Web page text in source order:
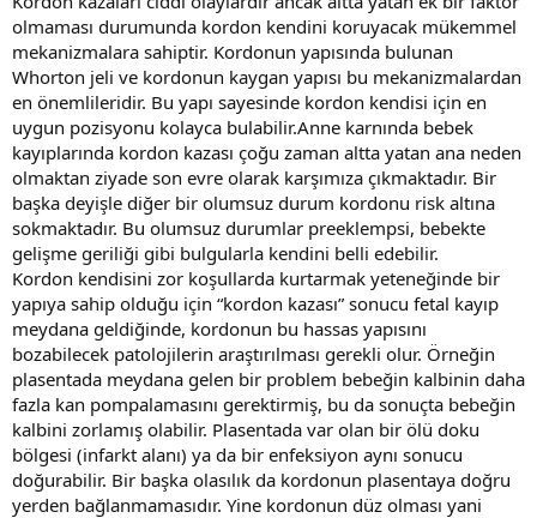
olmaması durumunda kordon kendini koruyacak mükemmel
mekanizmalara sahiptir. Kordonun yapısında bulunan
Whorton jeli ve kordonun kaygan yapısı bu mekanizmalardan
en önemlileridir. Bu yapı sayesinde kordon kendisi için en
uygun pozisyonu kolayca bulabilir.Anne karnında bebek
kayıplarında kordon kazası çoğu zaman altta yatan ana neden
olmaktan ziyade son evre olarak karşımıza çıkmaktadır. Bir
başka deyişle diğer bir olumsuz durum kordonu risk altına
sokmaktadır. Bu olumsuz durumlar preeklempsi, bebekte
gelişme geriliği gibi bulgularla kendini belli edebilir.
Kordon kendisini zor koşullarda kurtarmak yeteneğinde bir
yapıya sahip olduğu için “kordon kazası” sonucu fetal kayıp
meydana geldiğinde, kordonun bu hassas yapısını
bozabilecek patolojilerin araştırılması gerekli olur. Örneğin
plasentada meydana gelen bir problem bebeğin kalbinin daha
fazla kan pompalamasını gerektirmiş, bu da sonuçta bebeğin
kalbini zorlamış olabilir. Plasentada var olan bir ölü doku
bölgesi (infarkt alanı) ya da bir enfeksiyon aynı sonucu
doğurabilir. Bir başka olasılık da kordonun plasentaya doğru
yerden bağlanmamasıdır. Yine kordonun düz olması yani